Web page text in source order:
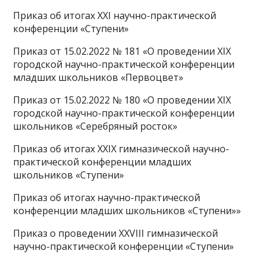
Приказ об итогах XXI научно-практической
конференции «Ступени»
Приказ от 15.02.2022 № 181 «О проведении ХIX
городской научно-практической конференции
младших школьников «Первоцвет»
Приказ от 15.02.2022 № 180 «О проведении ХIX
городской научно-практической конференции
школьников «Серебряный росток»
Приказ об итогах XXIX гимназической научно-
практической конференции младших
школьников «Ступени»
Приказ об итогах научно-практической
конференции младших школьников «Ступени»»
Приказ о проведении ХXVIII гимназической
научно-практической конференции «Ступени»